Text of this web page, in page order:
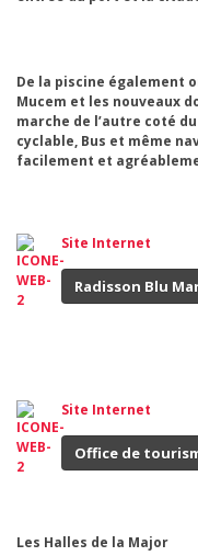
De la piscine également
Mucem et les nouveaux
marche de l’autre coté
cyclable, Bus et même
facilement et
Site Internet
Radisson Blu
Site Internet
Office de
Les Halles de la Major